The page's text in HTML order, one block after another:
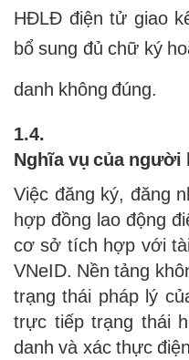
HĐLĐ điện tử giao
bổ sung đủ chữ ký
danh không đúng.
1.4.
Nghĩa vụ của
Việc đăng ký, đăng
hợp đồng lao động
cơ sở tích hợp với
VNeID. Nền tảng
trạng thái pháp lý
trực tiếp trạng thái
danh và xác thực